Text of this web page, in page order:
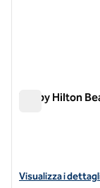
Tru by Hilton
Visualizza i
Visualizza i